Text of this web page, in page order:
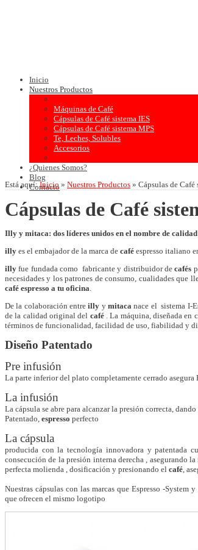
Inicio
Nuestros Productos
Máquinas de Café
Cápsulas de Café sistema IES
Cápsulas de Café sistema MPS
Te, Leches, Solubles
Accesorios
¿Quienes Somos?
Blog
Contacto
Está aquí:Inicio » Nuestros Productos » Cápsulas de Café
Cápsulas de Café
Illy y mitaca: dos líderes unidos en el nombre de
illy es el embajador de la marca de café espresso italiano
illy fue fundada como fabricante y distribuidor decafés
necesidades y los patrones de consumo, cualidades que
café espresso a tu oficina.
De la colaboración entreilly y mitacanace el sistema I-
de la calidad original del café. La máquina, diseñada en
términos de funcionalidad, facilidad de uso, fiabilidad y
Diseño Patentado
Pre infusión
La parte inferior del plato completamente cerrado asegura
La infusión
La cápsula se abre para alcanzar la presión correcta,
Patentado, espresso perfecto
La cápsula
producida con la tecnología innovadora y patentada
consecución de la presión interna derecha , asegurando
perfecta molienda , dosificación y presionando el café,
Nuestras cápsulas con las marcas que Espresso -
que ofrecen el mismo logotipo